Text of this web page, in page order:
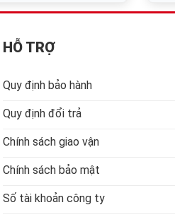
HỖ TRỢ
Quy định bảo hành
Quy định đổi trả
Chính sách giao vận
Chính sách bảo mật
Số tài khoản công ty